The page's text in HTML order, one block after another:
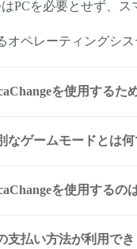
PCを必要とせず、ス
オペレーティングシ
を使用するた
なゲームモードとは何
を使用するの
支払い方法が利用でき